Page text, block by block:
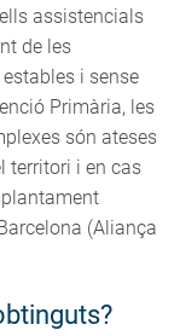
assistencials
de les
i sense
Primària, les
són ateses
territori i en cas
(Aliança